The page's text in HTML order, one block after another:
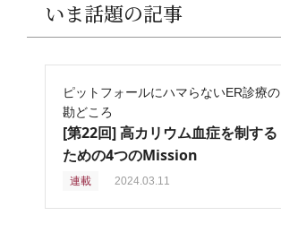
いま話題の記事
ピットフォールにハマらないER診療の
勘どころ
[第22回] 高カリウム血症を制する
ための4つのMission
連載 2024.03.11